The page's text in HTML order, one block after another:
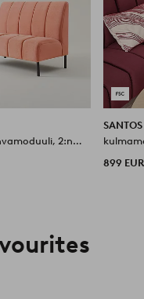
2:n
899 EUR